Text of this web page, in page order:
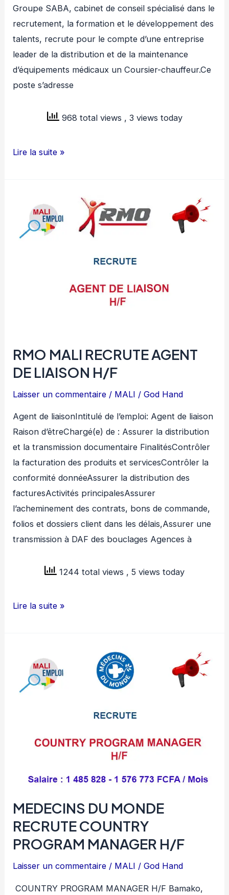
Groupe SABA, cabinet de conseil spécialisé dans le
recrutement, la formation et le développement des
talents, recrute pour le compte d’une entreprise
leader de la distribution et de la maintenance
d’équipements médicaux un Coursier-chauffeur.Ce
poste s’adresse
968 total views , 3 views today
GROUPE
CHAUFFEUR
Lire la suite »
RMO MALI RECRUTE AGENT
DE LIAISON H/F
Laisser un commentaire / MALI /God Hand
Agent de liaisonIntitulé de l’emploi: Agent de liaison
Raison d’êtreChargé(e) de : Assurer la distribution
et la transmission documentaire FinalitésContrôler
la facturation des produits et servicesContrôler la
conformité donnéeAssurer la distribution des
facturesActivités principalesAssurer
l’acheminement des contrats, bons de commande,
folios et dossiers client dans les délais,Assurer une
transmission à DAF des bouclages Agences à
1244 total views , 5 views today
RMO
LIAISON
Lire la suite »
MEDECINS DU MONDE
RECRUTE COUNTRY
PROGRAM MANAGER H/F
Laisser un commentaire / MALI /God Hand
COUNTRY PROGRAM MANAGER H/F Bamako,